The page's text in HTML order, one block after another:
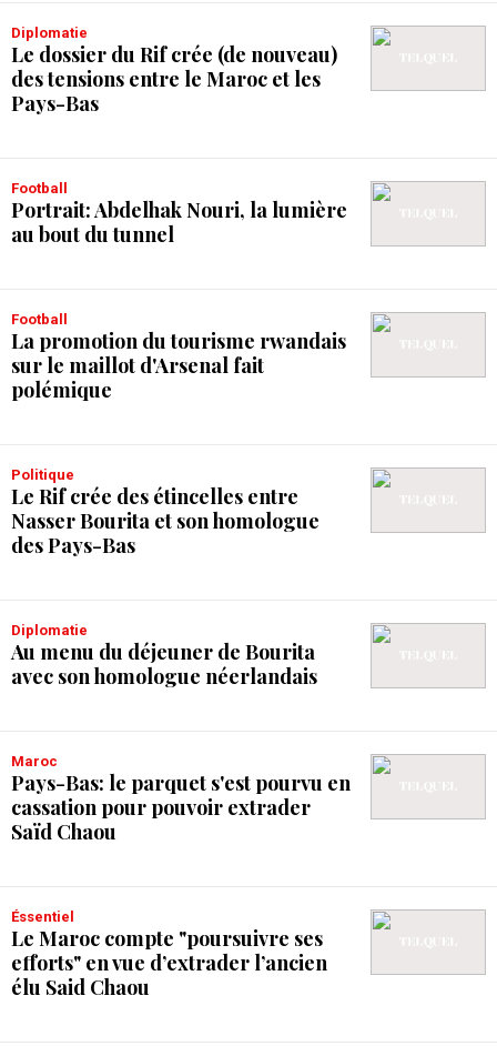
Diplomatie
Le dossier du Rif crée (de nouveau)
des tensions entre le Maroc et les
Pays-Bas
Football
Portrait: Abdelhak Nouri, la lumière
au bout du tunnel
Football
La promotion du tourisme rwandais
sur le maillot d'Arsenal fait
polémique
Politique
Le Rif crée des étincelles entre
Nasser Bourita et son homologue
des Pays-Bas
Diplomatie
Au menu du déjeuner de Bourita
avec son homologue néerlandais
Maroc
Pays-Bas: le parquet s'est pourvu en
cassation pour pouvoir extrader
Saïd Chaou
Éssentiel
Le Maroc compte "poursuivre ses
efforts" en vue d’extrader l’ancien
élu Said Chaou